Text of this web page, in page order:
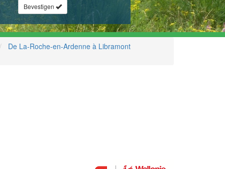
Bevestigen
De La-Roche-en-Ardenne à Libramont